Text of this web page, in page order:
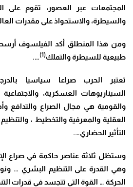
المجتمعات عبر العصور، تقوم على
والسيطرة، والاستحواذ على مقدرات
ومن هذا المنطلق أكد الفيلسوف
طبيعية للسيطرة والتملك(1)
….
تعتبر الحرب صراعا سياسيا
السيناريوهات العسكرية،
والقومية هي مجال الصراع والتدافع
العقلية والمعرفية والتخطيط ،
التأثير الحضاري….
وستظل ثلاثة عناصر حاكمة في صراع
وهي القدرة على التنظيم البشري …
الحركة … القوة التي تتجسد في قدرات